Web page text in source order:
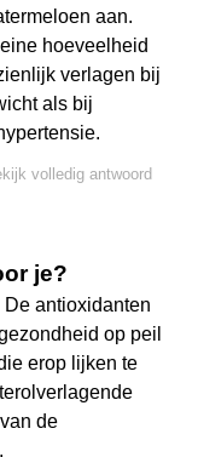
aan.
hoeveelheid
verlagen bij
als bij
volledig antwoord
je?
De antioxidanten
op peil
erop lijken te
de